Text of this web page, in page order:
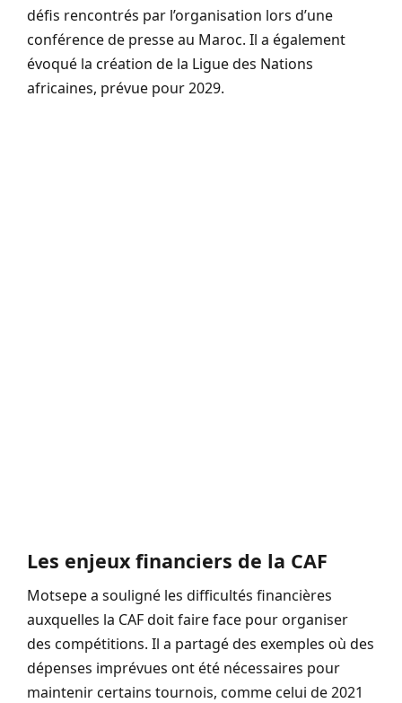
défis rencontrés par l’organisation lors d’une
conférence de presse au Maroc. Il a également
évoqué la création de la Ligue des Nations
africaines, prévue pour 2029.
Les enjeux financiers de la CAF
Motsepe a souligné les difficultés financières
auxquelles la CAF doit faire face pour organiser
des compétitions. Il a partagé des exemples où des
dépenses imprévues ont été nécessaires pour
maintenir certains tournois, comme celui de 2021